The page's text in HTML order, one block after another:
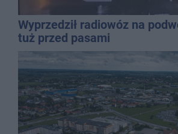
Wyprzedził radiowóz na
tuż przed pasami